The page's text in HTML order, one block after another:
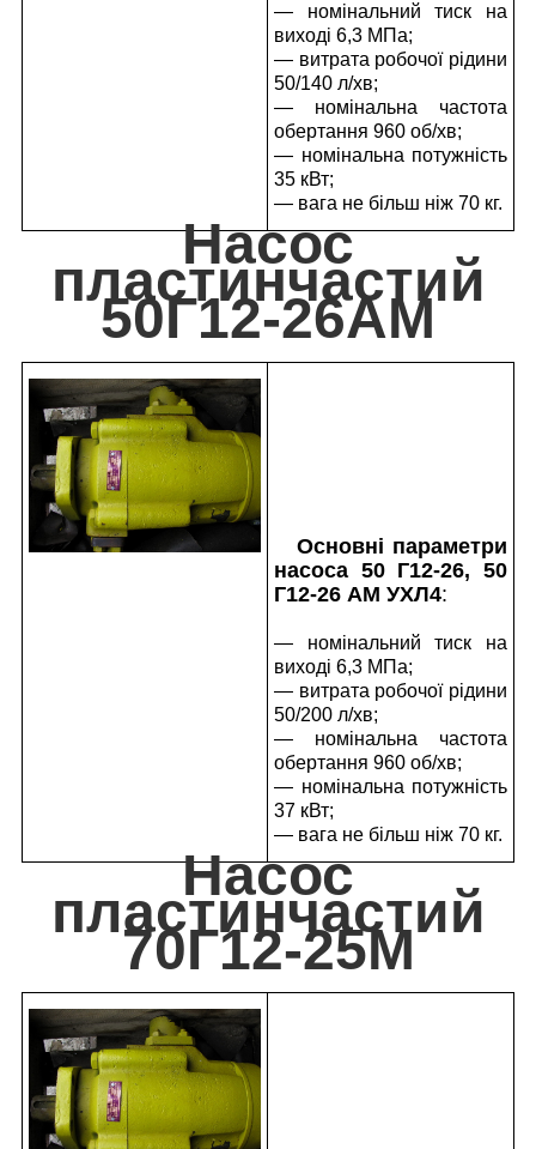
— номінальний тиск на
виході 6,3 МПа;
— витрата робочої рідини
50/140 л/хв;
— номінальна частота
обертання 960 об/хв;
— номінальна потужність
35 кВт;
— вага не більш ніж 70 кг.
Насос
пластинчастий
50Г12-26АМ
Основні параметри
насоса 50 Г12-26, 50
Г12-26 АМ УХЛ4:
— номінальний тиск на
виході 6,3 МПа;
— витрата робочої рідини
50/200 л/хв;
— номінальна частота
обертання 960 об/хв;
— номінальна потужність
37 кВт;
— вага не більш ніж 70 кг.
Насос
пластинчастий
70Г12-25М